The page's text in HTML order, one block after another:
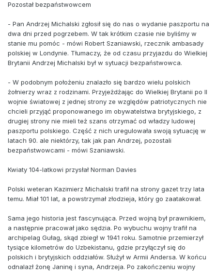
Pozostał bezpaństwowcem
- Pan Andrzej Michalski zgłosił się do nas o wydanie paszportu na
dwa dni przed pogrzebem. W tak krótkim czasie nie byliśmy w
stanie mu pomóc - mówi Robert Szaniawski, rzecznik ambasady
polskiej w Londynie. Tłumaczy, że od czasu przyjazdu do Wielkiej
Brytanii Andrzej Michalski był w sytuacji bezpaństwowca.
- W podobnym położeniu znalazło się bardzo wielu polskich
żołnierzy wraz z rodzinami. Przyjeżdżając do Wielkiej Brytanii po II
wojnie światowej z jednej strony ze względów patriotycznych nie
chcieli przyjąć proponowanego im obywatelstwa brytyjskiego, z
drugiej strony nie mieli też szans otrzymać od władzy ludowej
paszportu polskiego. Część z nich uregulowała swoją sytuację w
latach 90. ale niektórzy, tak jak pan Andrzej, pozostali
bezpaństwowcami - mówi Szaniawski.
Kwiaty 104-latkowi przysłał Norman Davies
Polski weteran Kazimierz Michalski trafił na strony gazet trzy lata
temu. Miał 101 lat, a powstrzymał złodzieja, który go zaatakował.
Sama jego historia jest fascynująca. Przed wojną był prawnikiem,
a następnie pracował jako sędzia. Po wybuchu wojny trafił na
archipelag Gułag, skąd zbiegł w 1941 roku. Samotnie przemierzył
tysiące kilometrów do Uzbekistanu, gdzie przyłączył się do
polskich i brytyjskich oddziałów. Służył w Armii Andersa. W końcu
odnalazł żonę Janinę i syna, Andrzeja. Po zakończeniu wojny